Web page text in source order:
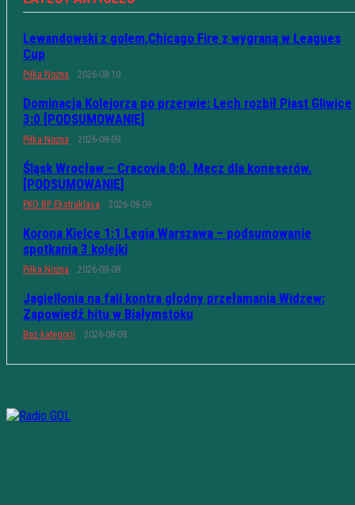
Lewandowski z golem,Chicago Fire z wygraną w Leagues
Cup
Piłka Nożna 2026-08-10
Dominacja Kolejorza po przerwie: Lech rozbił Piast Gliwice
3:0 [PODSUMOWANIE]
Piłka Nożna 2026-08-09
Śląsk Wrocław – Cracovia 0:0. Mecz dla koneserów.
[PODSUMOWANIE]
PKO BP Ekstraklasa 2026-08-09
Korona Kielce 1:1 Legia Warszawa – podsumowanie
spotkania 3 kolejki
Piłka Nożna 2026-08-08
Jagiellonia na fali kontra głodny przełamania Widzew:
Zapowiedź hitu w Białymstoku
Bez kategorii 2026-08-08